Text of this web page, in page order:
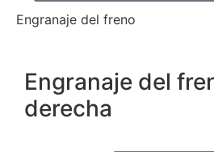
Engranaje del freno
Engranaje del
derecha